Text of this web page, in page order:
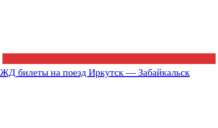
ЖД билеты на поезд Иркутск — Забайкальск